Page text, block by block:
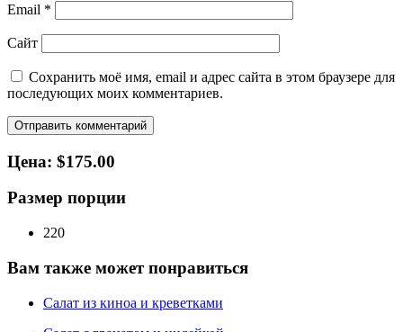
Email *
Сайт
Сохранить моё имя, email и адрес сайта в этом браузере для
последующих моих комментариев.
Цена: $175.00
Размер порции
220
Вам также может понравиться
Салат из киноа и креветками